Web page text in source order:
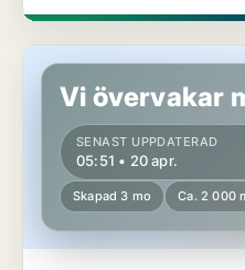
Butikslokal i Enköping
Vi övervakar
SENAST UPPDATERAD
05:51 • 20 apr.
Skapad 3 mo Ca. 2 000